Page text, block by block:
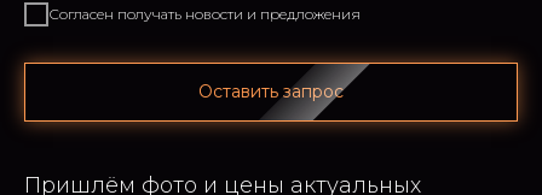
Согласен получать новости и предложения
Оставить запрос
Пришлём фото и цены актуальных